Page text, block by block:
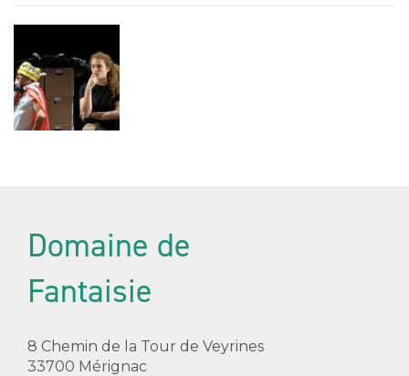
Domaine de
Fantaisie
8 Chemin de la Tour de Veyrines
33700 Mérignac